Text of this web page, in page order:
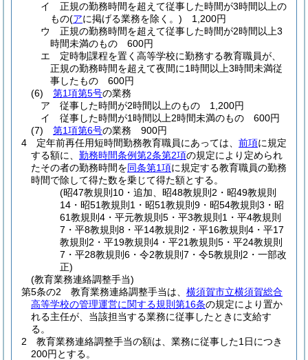
イ
正規の勤務時間を超えて従事した時間が3時間以上の
もの(アに掲げる業務を除く。) 1,200円
ウ
正規の勤務時間を超えて従事した時間が2時間以上3
時間未満のもの 600円
エ
定時制課程を置く高等学校に勤務する教育職員が、
正規の勤務時間を超えて夜間に1時間以上3時間未満従
事したもの 600円
(6)
第1項第5号の業務
ア
従事した時間が2時間以上のもの 1,200円
イ
従事した時間が1時間以上2時間未満のもの 600円
(7)
第1項第6号の業務 900円
4
定年前再任用短時間勤務教育職員にあっては、 前項に規定
する額に、 勤務時間条例第2条第2項の規定により定められ
たその者の勤務時間を同条第1項に規定する教育職員の勤務
時間で除して得た数を乗じて得た額とする。
(昭47教規則10・追加、昭48教規則2・昭49教規則
14・昭51教規則1・昭51教規則9・昭54教規則3・昭
61教規則4・平元教規則5・平3教規則1・平4教規則
7・平8教規則8・平14教規則2・平16教規則4・平17
教規則2・平19教規則4・平21教規則5・平24教規則
7・平28教規則6・令2教規則7・令5教規則2・一部改
正)
(教育業務連絡調整手当)
第5条の2
教育業務連絡調整手当は、 横須賀市立横須賀総合
高等学校の管理運営に関する規則第16条の規定により置か
れる主任が、当該担当する業務に従事したときに支給す
る。
2
教育業務連絡調整手当の額は、業務に従事した1日につき
200円とする。